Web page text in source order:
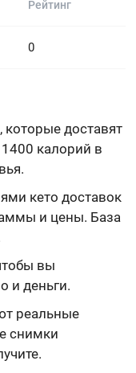
Рейтинг
0
доставят
калорий в
кето доставок
и цены. База
вы
и деньги.
реальные
снимки